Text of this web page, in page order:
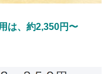
は、約2,350円〜